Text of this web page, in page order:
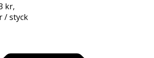
kr,
/ styck